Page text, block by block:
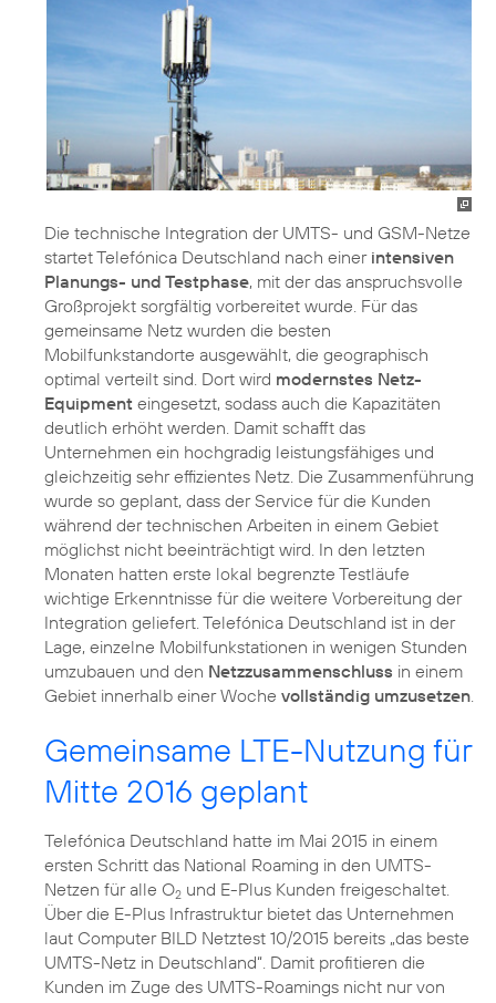
Die technische Integration der UMTS- und GSM-Netze
startet Telefónica Deutschland nach einer intensiven
Planungs- und Testphase, mit der das anspruchsvolle
Großprojekt sorgfältig vorbereitet wurde. Für das
gemeinsame Netz wurden die besten
Mobilfunkstandorte ausgewählt, die geographisch
optimal verteilt sind. Dort wird modernstes Netz-
Equipment eingesetzt, sodass auch die Kapazitäten
deutlich erhöht werden. Damit schafft das
Unternehmen ein hochgradig leistungsfähiges und
gleichzeitig sehr effizientes Netz. Die Zusammenführung
wurde so geplant, dass der Service für die Kunden
während der technischen Arbeiten in einem Gebiet
möglichst nicht beeinträchtigt wird. In den letzten
Monaten hatten erste lokal begrenzte Testläufe
wichtige Erkenntnisse für die weitere Vorbereitung der
Integration geliefert. Telefónica Deutschland ist in der
Lage, einzelne Mobilfunkstationen in wenigen Stunden
umzubauen und den Netzzusammenschluss in einem
Gebiet innerhalb einer Woche vollständig umzusetzen.
Gemeinsame LTE-Nutzung für
Mitte 2016 geplant
Telefónica Deutschland hatte im Mai 2015 in einem
ersten Schritt das National Roaming in den UMTS-
Netzen für alle O2 und E-Plus Kunden freigeschaltet.
Über die E-Plus Infrastruktur bietet das Unternehmen
laut Computer BILD Netztest 10/2015 bereits „das beste
UMTS-Netz in Deutschland“. Damit profitieren die
Kunden im Zuge des UMTS-Roamings nicht nur von